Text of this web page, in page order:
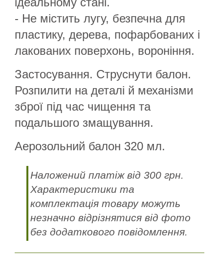
- Не містить лугу, безпечна для
пластику, дерева, пофарбованих і
лакованих поверхонь, вороніння.
Застосування. Струснути балон.
Розпилити на деталі й механізми
зброї під час чищення та
подальшого змащування.
Аерозольний балон 320 мл.
Наложений платіж від 300 грн.
Характеристики та
комплектація товару можуть
незначно відрізнятися від фото
без додаткового повідомлення.